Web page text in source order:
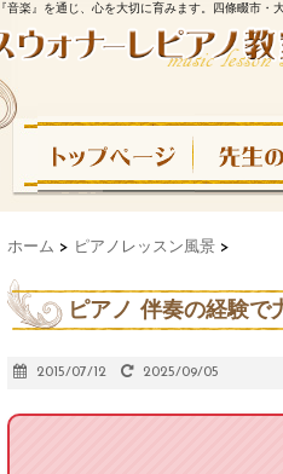
『音楽』を通じ、心を大切に育みます。四條畷市・
ホーム > ピアノレッスン風景 >
ピアノ 伴奏の経験で
2015/07/12 2025/09/05